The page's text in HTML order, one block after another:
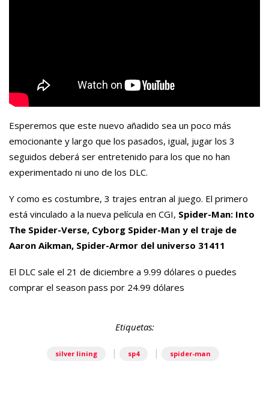
Esperemos que este nuevo añadido sea un poco más
emocionante y largo que los pasados, igual, jugar los 3
seguidos deberá ser entretenido para los que no han
experimentado ni uno de los DLC.
Y como es costumbre, 3 trajes entran al juego. El primero
está vinculado a la nueva película en CGI, Spider-Man: Into
The Spider-Verse, Cyborg Spider-Man y el traje de
Aaron Aikman, Spider-Armor del universo 31411
El DLC sale el 21 de diciembre a 9.99 dólares o puedes
comprar el season pass por 24.99 dólares
Etiquetas:
silver lining | sp4 | spider-man